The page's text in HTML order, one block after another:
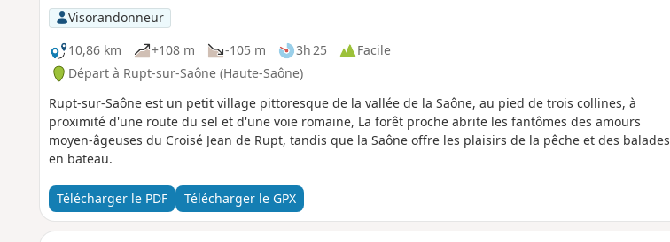
Visorandonneur
10,86 km
+108 m -105 m 3h 25
Facile
Départ à Rupt-sur-Saône (Haute-Saône)
Rupt-sur-Saône est un petit village pittoresque de la vallée de la Saône, au pied de trois collines, à
proximité d'une route du sel et d'une voie romaine, La forêt proche abrite les fantômes des amours
moyen-âgeuses du Croisé Jean de Rupt, tandis que la Saône offre les plaisirs de la pêche et des balades
en bateau.
Télécharger le PDF Télécharger le GPX